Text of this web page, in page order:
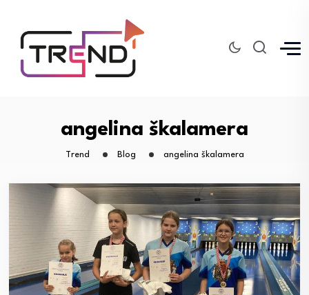
angelina škalamera
Trend Blog angelina škalamera